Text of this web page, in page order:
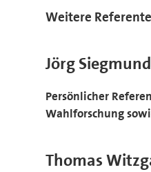
Weitere
Jörg
Persönlicher
Wahlforschung
Thomas